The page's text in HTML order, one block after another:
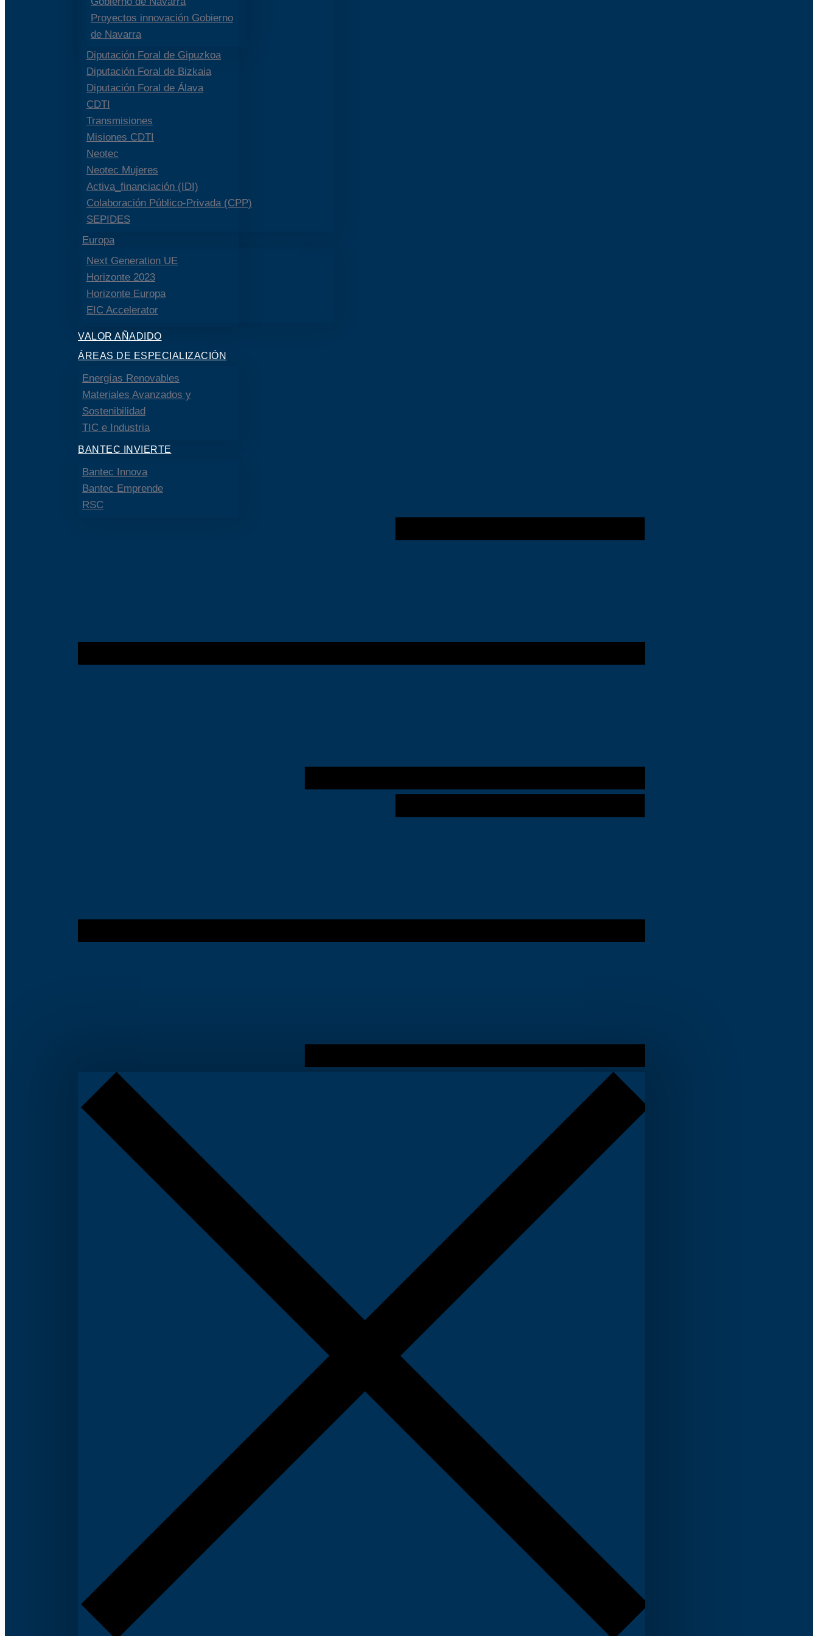
Proyectos innovación Gobierno
de Navarra
Diputación Foral de Gipuzkoa
Diputación Foral de Bizkaia
Diputación Foral de Álava
CDTI
Transmisiones
Misiones CDTI
Neotec
Neotec Mujeres
Activa_financiación (IDI)
Colaboración Público-Privada (CPP)
SEPIDES
Europa
Next Generation UE
Horizonte 2023
Horizonte Europa
EIC Accelerator
VALOR AÑADIDO
ÁREAS DE ESPECIALIZACIÓN
Energías Renovables
Materiales Avanzados y
Sostenibilidad
TIC e Industria
BANTEC INVIERTE
Bantec Innova
Bantec Emprende
RSC